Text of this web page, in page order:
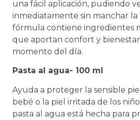
una fácil aplicación, pudiendo
inmediatamente sin manchar la
fórmula contiene ingredientes
que aportan confort y
momento del día.
Pasta al agua- 100 ml
Ayuda a proteger la sensible
bebé o la piel irritada de los
pasta al agua está hecha para